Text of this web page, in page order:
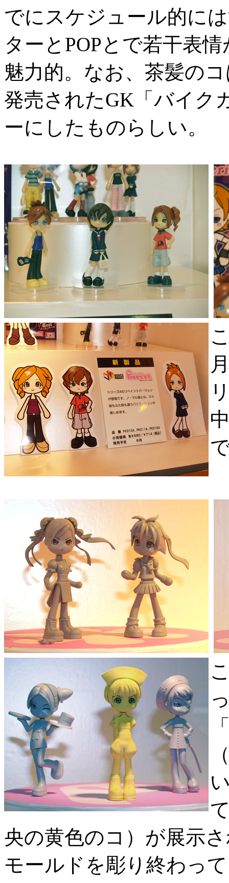
でにスケジュール的に
ターとPOPとで若干表
魅力的。なお、茶髪の
発売されたGK「バイク
ーにしたものらしい。
央の黄色のコ）が展示
モールドを彫り終わっ